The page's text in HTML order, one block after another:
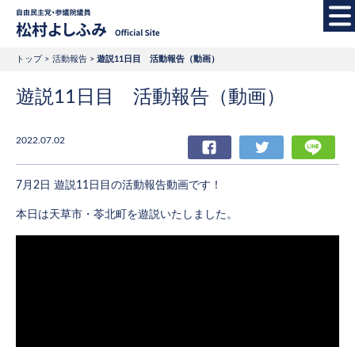
自由民主党・参議
トップ 活動報告 遊説11日目 活動報告（動画）
遊説11日目 活動報告（動画）
2022.07.02 Facebook Twitter
7月2日 遊説11日目の活動報告動画です！
本日は天草市・苓北町を遊説いたしました。